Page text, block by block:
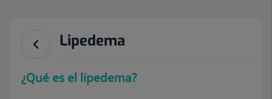
Lipedema
¿Qué es el lipedema?